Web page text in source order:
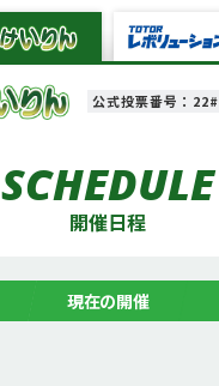
公式投票番号：22#
SCHEDULE
開催日程
現在の開催